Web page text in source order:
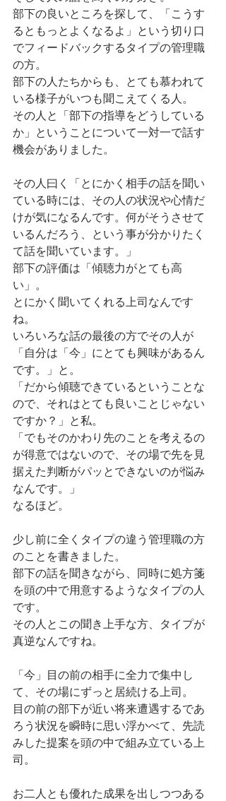
部下の良いところを探して、「こうす
るともっとよくなるよ」という切り口
でフィードバックするタイプの管理職
の方。
部下の人たちからも、とても慕われて
いる様子がいつも聞こえてくる人。
その人と「部下の指導をどうしている
か」ということについて一対一で話す
機会がありました。
その人曰く「とにかく相手の話を聞い
ている時には、その人の状況や心情だ
けが気になるんです。何がそうさせて
いるんだろう、という事が分かりたく
て話を聞いています。」
部下の評価は「傾聴力がとても高
い」。
とにかく聞いてくれる上司なんです
ね。
いろいろな話の最後の方でその人が
「自分は「今」にとても興味があるん
です。」と。
「だから傾聴できているということな
ので、それはとても良いことじゃない
ですか？」と私。
「でもそのかわり先のことを考えるの
が得意ではないので、その場で先を見
据えた判断がパッとできないのが悩み
なんです。」
なるほど。
少し前に全くタイプの違う管理職の方
のことを書きました。
部下の話を聞きながら、同時に処方箋
を頭の中で用意するようなタイプの人
です。
その人とこの聞き上手な方、タイプが
真逆なんですね。
「今」目の前の相手に全力で集中し
て、その場にずっと居続ける上司。
目の前の部下が近い将来遭遇するであ
ろう状況を瞬時に思い浮かべて、先読
みした提案を頭の中で組み立ている上
司。
お二人とも優れた成果を出しつつある